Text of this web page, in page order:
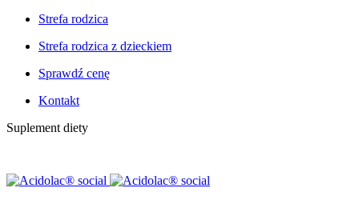
Strefa rodzica
Strefa rodzica z dzieckiem
Sprawdź cenę
Kontakt
Suplement diety